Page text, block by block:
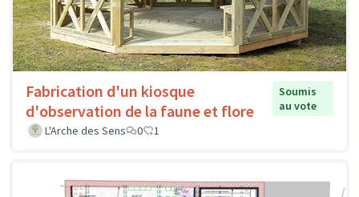
Fabrication d'un kiosque
d'observation de la faune et flore
Soumis
au vote
L'Arche des Sens
0 1